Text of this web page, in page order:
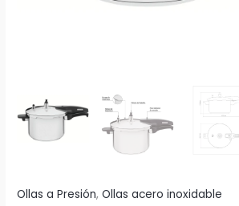
Ollas a Presión,Ollas acero inoxidable